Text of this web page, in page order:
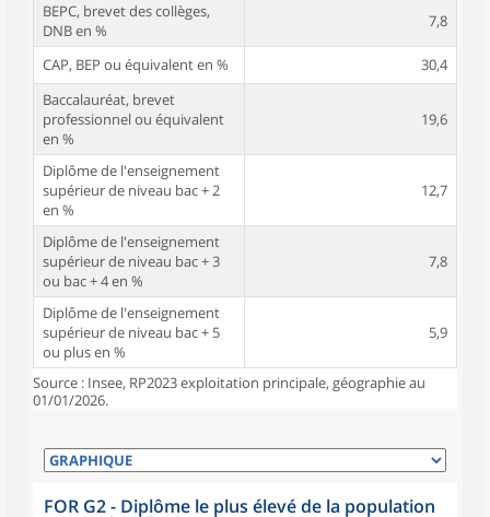
BEPC, brevet des collèges,
DNB en %
7,8
CAP, BEP ou équivalent en %
30,4
Baccalauréat, brevet
professionnel ou équivalent
en %
19,6
Diplôme de l'enseignement
supérieur de niveau bac + 2
en %
12,7
Diplôme de l'enseignement
supérieur de niveau bac + 3
ou bac + 4 en %
7,8
Diplôme de l'enseignement
supérieur de niveau bac + 5
ou plus en %
5,9
Source : Insee, RP2023 exploitation principale, géographie au
01/01/2026.
FOR G2 - Diplôme le plus élevé de la population